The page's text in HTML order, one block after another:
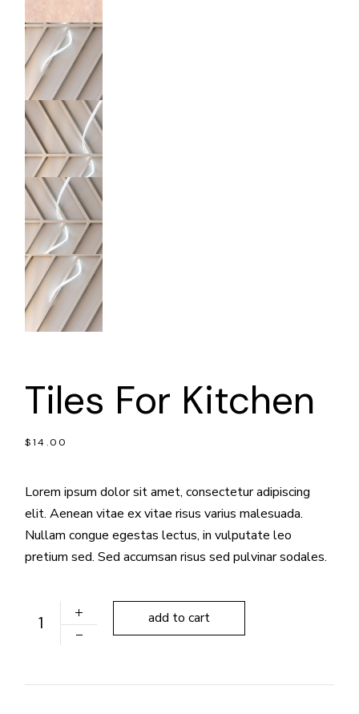
Tiles For Kitchen
$14.00
Lorem ipsum dolor sit amet, consectetur adipiscing
elit. Aenean vitae ex vitae risus varius malesuada.
Nullam congue egestas lectus, in vulputate leo
pretium sed. Sed accumsan risus sed pulvinar sodales.
Tiles For Kitchen quantity
add to cart